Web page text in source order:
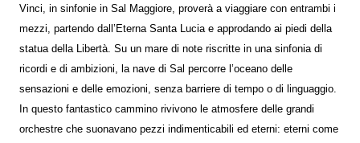
Vinci, in sinfonie in Sal Maggiore, proverà a viaggiare con entrambi i
mezzi, partendo dall’Eterna Santa Lucia e approdando ai piedi della
statua della Libertà. Su un mare di note riscritte in una sinfonia di
ricordi e di ambizioni, la nave di Sal percorre l’oceano delle
sensazioni e delle emozioni, senza barriere di tempo o di linguaggio.
In questo fantastico cammino rivivono le atmosfere delle grandi
orchestre che suonavano pezzi indimenticabili ed eterni: eterni come